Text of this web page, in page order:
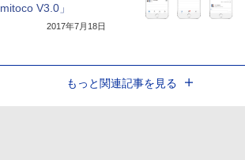
mitoco V3.0」
2017年7月18日
もっと関連記事を見る